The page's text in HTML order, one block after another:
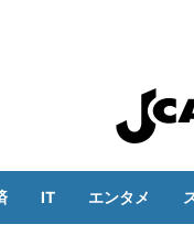
IT エンタメ